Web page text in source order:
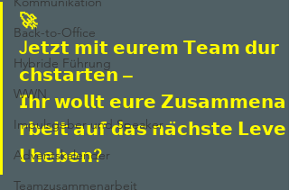
Back-to-Office
Hybride Führung
WWN
Impulsgeber und Speaker
Adventskalender
Teamzusammenarbeit
🚀
J𝗲𝘁𝘇𝘁 𝗺𝗶𝘁 𝗲𝘂𝗿𝗲𝗺 𝗧𝗲𝗮𝗺 𝗱𝘂𝗿
𝗰𝗵𝘀𝘁𝗮𝗿𝘁𝗲𝗻 –
𝗜𝗵𝗿 𝘄𝗼𝗹𝗹𝘁 𝗲𝘂𝗿𝗲 𝗭𝘂𝘀𝗮𝗺𝗺𝗲𝗻𝗮
𝗿𝗯𝗲𝗶𝘁 𝗮𝘂𝗳 𝗱𝗮𝘀 𝗻𝗮̈𝗰𝗵𝘀𝘁𝗲 𝗟𝗲𝘃𝗲
𝗹 𝗵𝗲𝗯𝗲𝗻?